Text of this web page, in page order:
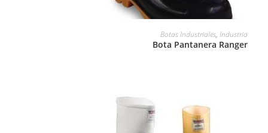
Botas Industriales,Industria
Bota Pantanera Ranger